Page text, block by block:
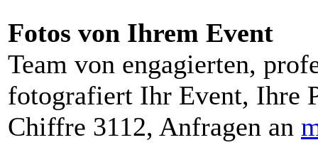
Fotos von Ihrem Event
Team von engagierten,
fotografiert Ihr Event, Ihre
Chiffre 3112, Anfragen an